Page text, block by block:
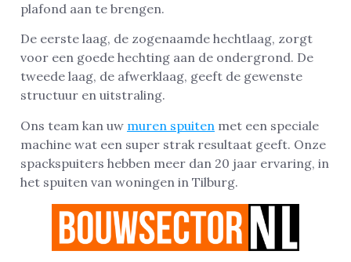
plafond aan te brengen.
De eerste laag, de zogenaamde hechtlaag, zorgt
voor een goede hechting aan de ondergrond. De
tweede laag, de afwerklaag, geeft de gewenste
structuur en uitstraling.
Ons team kan uw muren spuiten met een speciale
machine wat een super strak resultaat geeft. Onze
spackspuiters hebben meer dan 20 jaar ervaring, in
het spuiten van woningen in Tilburg.